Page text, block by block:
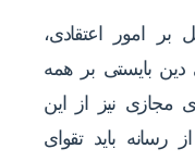
امور اعتقادی،
بایستی بر همه
مجازی نیز از این
رسانه باید تقوای